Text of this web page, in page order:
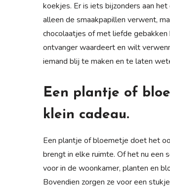
koekjes. Er is iets bijzonders aan
alleen de smaakpapillen verwent,
chocolaatjes of met liefde
ontvanger waardeert en wilt
iemand blij te maken en te laten
Een plantje of
klein cadeau.
Een plantje of bloemetje doet het
brengt in elke ruimte. Of het nu een
voor in de woonkamer, planten en
Bovendien zorgen ze voor een